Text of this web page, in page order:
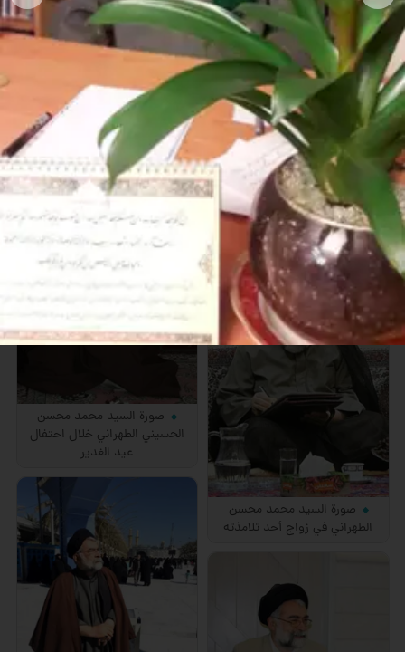
صورة آية الله الحاج السيد محمد
محسن الحسيني الطهراني
صورة ذات جودة عالية للمرحوم
السيد محسن الطهراني في منزل
أحد تلامذته
صورة السيد محمد محسن
الحسيني الطهراني خلال احتفال
عيد الغدير
صورة السيد محمد محسن
الطهراني في زواج أحد تلامذته